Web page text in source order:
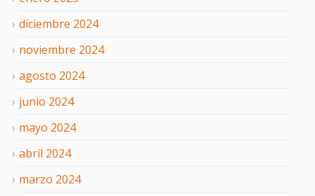
diciembre 2024
noviembre 2024
agosto 2024
junio 2024
mayo 2024
abril 2024
marzo 2024